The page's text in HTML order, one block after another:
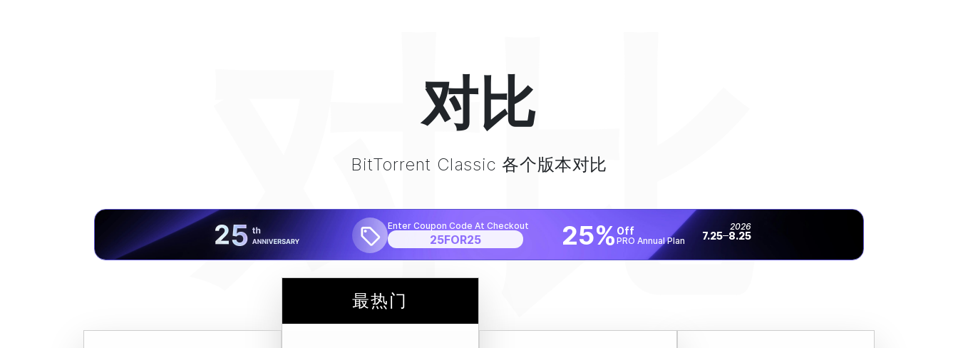
对比
对比
BitTorrent Classic 各个版本对比
Enter Coupon Code At Checkout
25FOR25 25% Off
PRO Annual Plan
2026
7.25 8.25
最热门